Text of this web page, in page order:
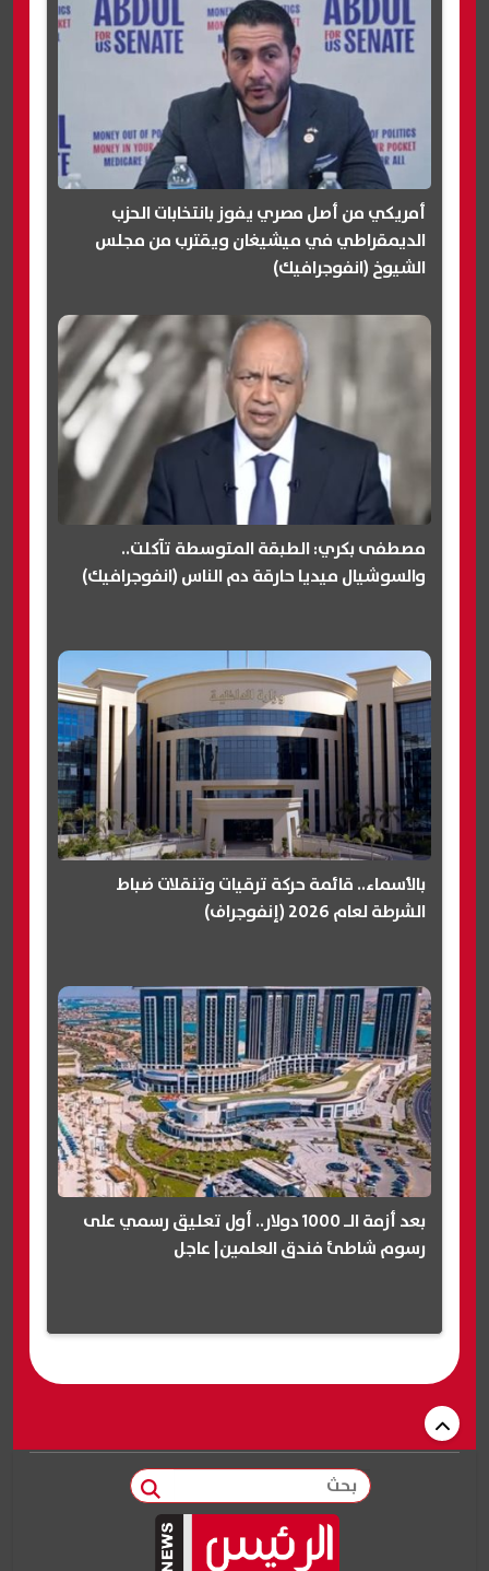
أمريكي من أصل مصري يفوز بانتخابات الحزب
الديمقراطي في ميشيغان ويقترب من مجلس
الشيوخ (انفوجرافيك)
مصطفى بكري: الطبقة المتوسطة تآكلت..
والسوشيال ميديا حارقة دم الناس (انفوجرافيك)
بالأسماء.. قائمة حركة ترقيات وتنقلات ضباط
الشرطة لعام 2026 (إنفوجراف)
بعد أزمة الـ 1000 دولار.. أول تعليق رسمي على
رسوم شاطئ فندق العلمين| عاجل
بحث